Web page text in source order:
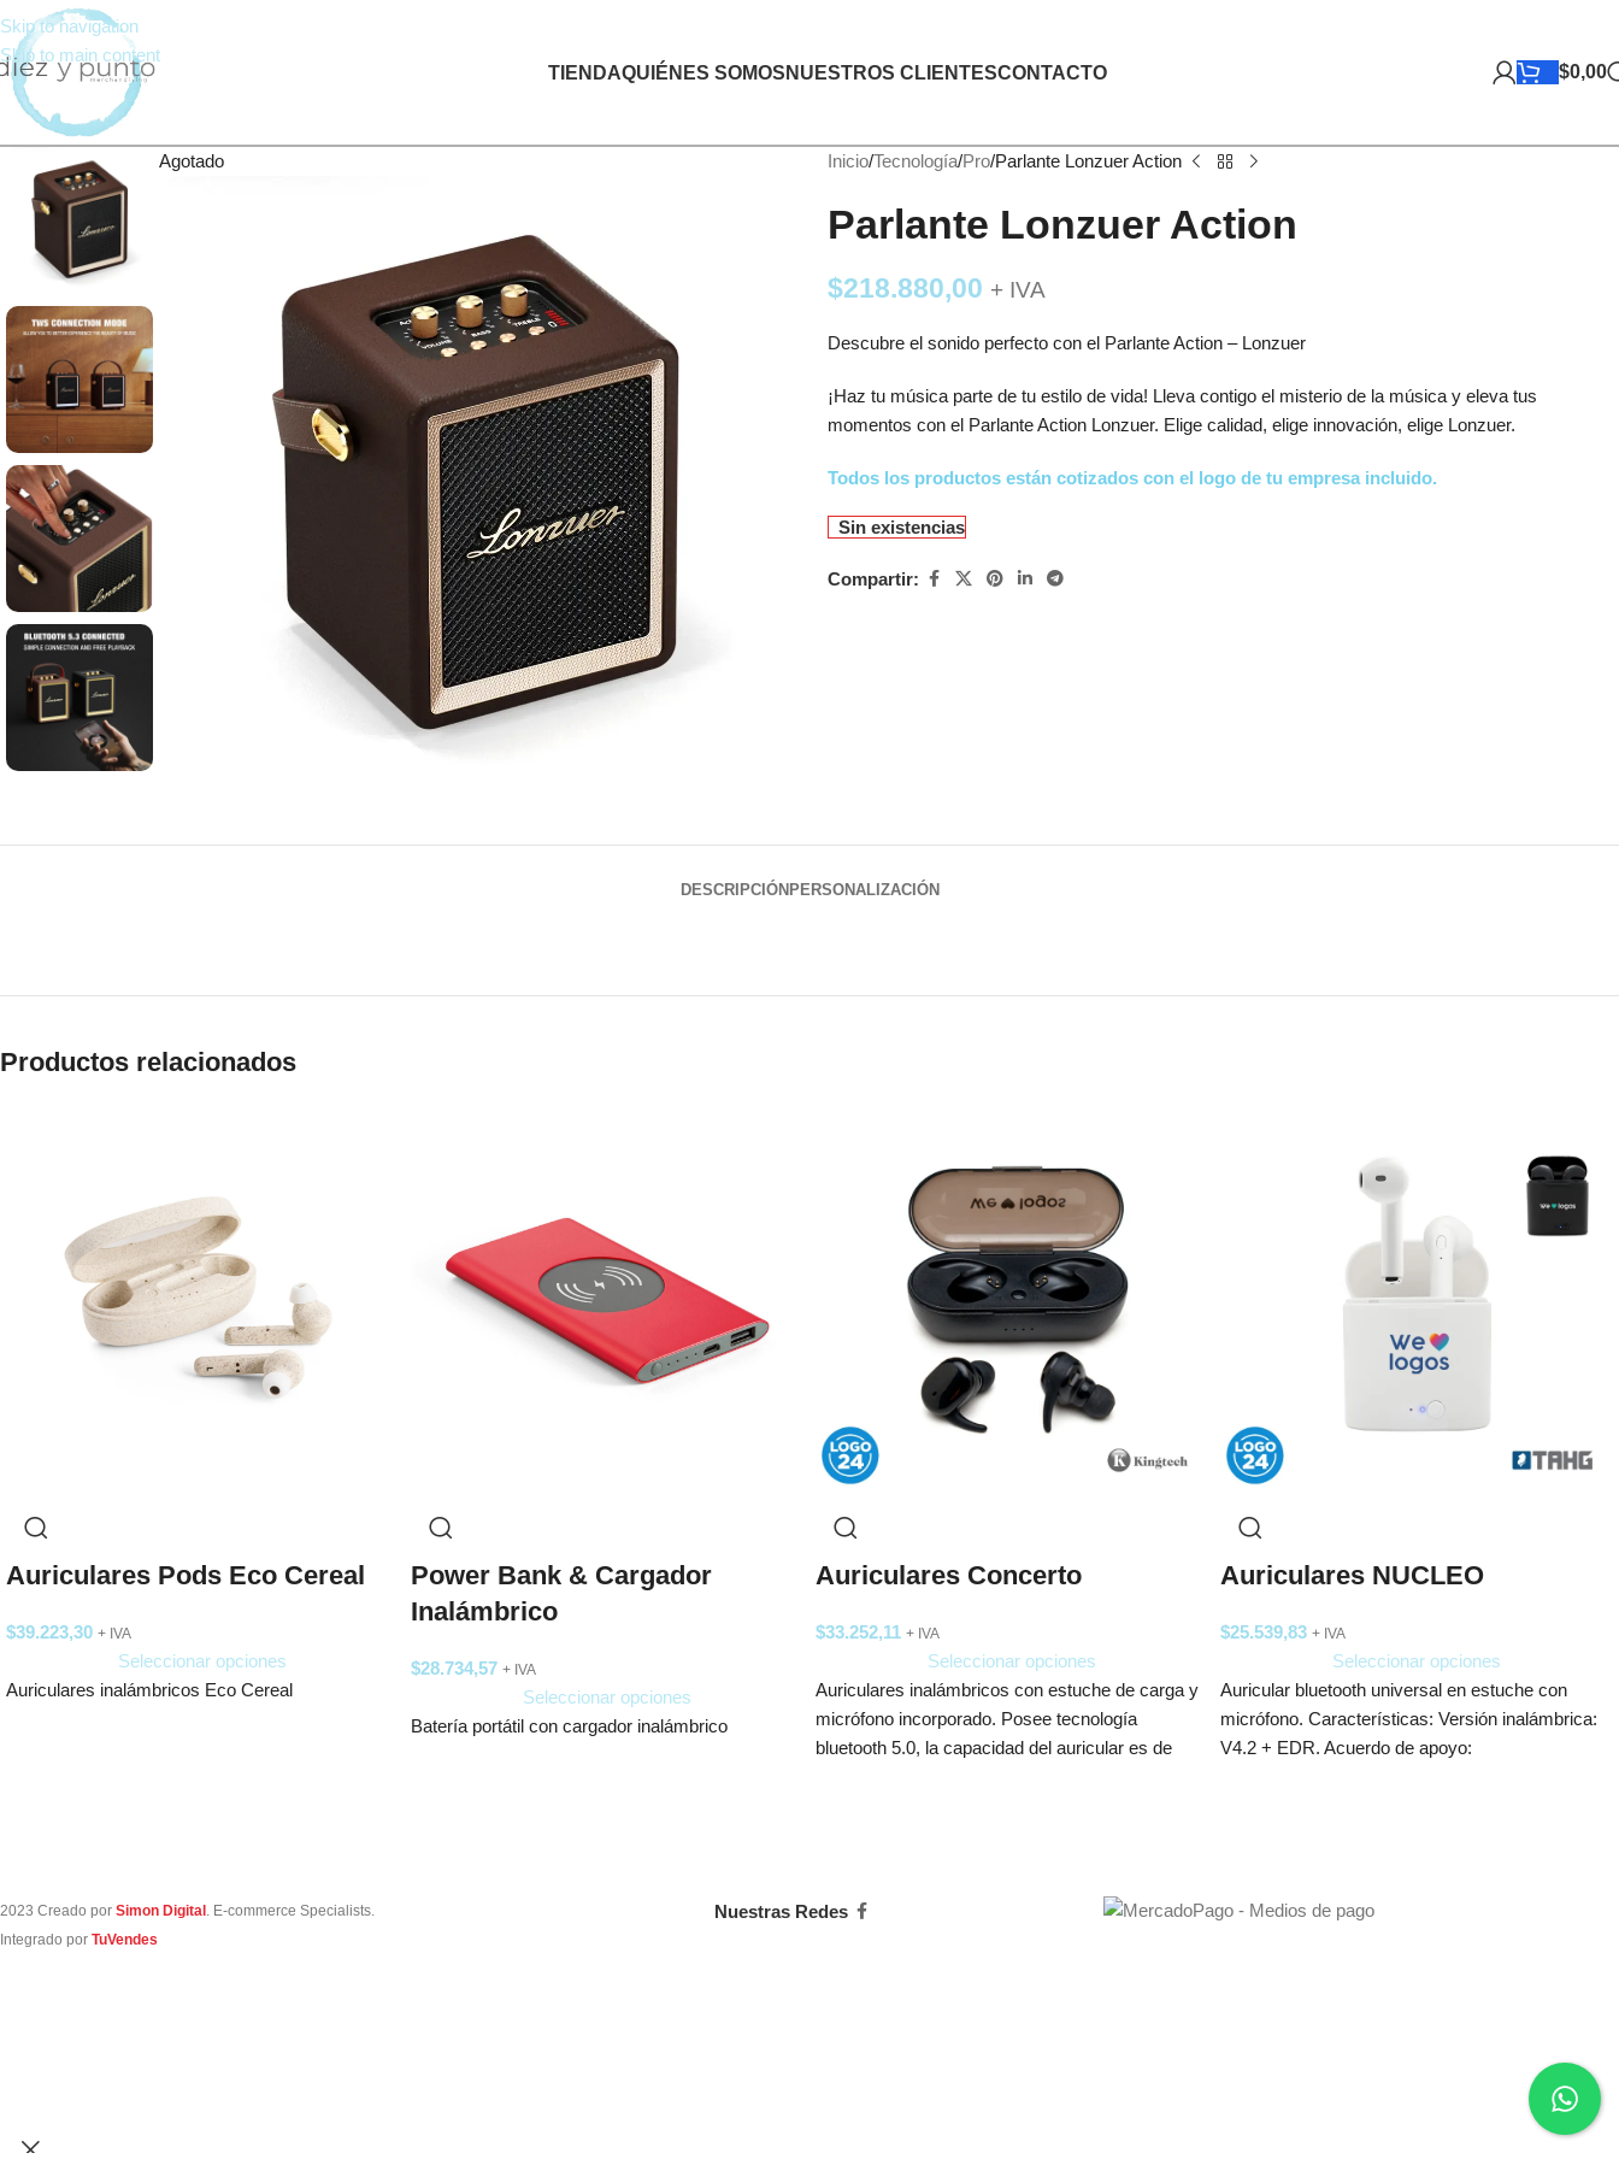
Skip to navigation
Skip to main content
TIENDAQUIÉNES SOMOS NUESTROS CLIENTESCONTACTO $0,00
Agotado Inicio Tecnología Pro Parlante Lonzuer Action
Parlante Lonzuer Action
$218.880,00 + IVA
Descubre el sonido perfecto con el Parlante Action – Lonzuer
¡Haz tu música parte de tu estilo de vida! Lleva contigo el misterio de la música y eleva tus
momentos con el Parlante Action Lonzuer. Elige calidad, elige innovación, elige Lonzuer.
Todos los productos están cotizados con el logo de tu empresa incluido.
Sin existencias
Compartir:
DESCRIPCIÓN PERSONALIZACIÓN
Productos relacionados
Auriculares Pods Eco Cereal
$39.223,30 + IVA
Seleccionar opciones
Auriculares inalámbricos Eco Cereal
Power Bank & Cargador
Inalámbrico
$28.734,57 + IVA
Seleccionar opciones
Batería portátil con cargador inalámbrico
Auriculares Concerto
$33.252,11 + IVA
Seleccionar opciones
Auriculares inalámbricos con estuche de carga y
micrófono incorporado. Posee tecnología
bluetooth 5.0, la capacidad del auricular es de
Auriculares NUCLEO
$25.539,83 + IVA
Seleccionar opciones
Auricular bluetooth universal en estuche con
micrófono. Características: Versión inalámbrica:
V4.2 + EDR. Acuerdo de apoyo:
2023 Creado por Simon Digital . E-commerce Specialists.
Integrado por TuVendes
Nuestras Redes